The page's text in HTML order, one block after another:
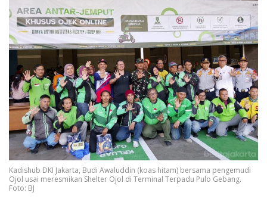
Kadishub DKI Jakarta, Budi Awaluddin (koas hitam) bersama pengemudi
Ojol usai meresmikan Shelter Ojol di Terminal Terpadu Pulo Gebang.
Foto: BJ